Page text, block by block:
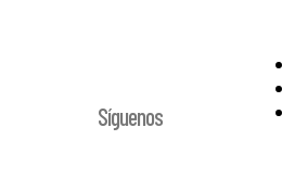
Síguenos